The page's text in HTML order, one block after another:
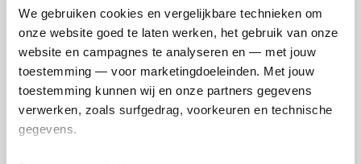
We gebruiken cookies en vergelijkbare technieken om
onze website goed te laten werken, het gebruik van onze
website en campagnes te analyseren en — met jouw
toestemming — voor marketingdoeleinden. Met jouw
toestemming kunnen wij en onze partners gegevens
verwerken, zoals surfgedrag, voorkeuren en technische
gegevens.
Ids's badges